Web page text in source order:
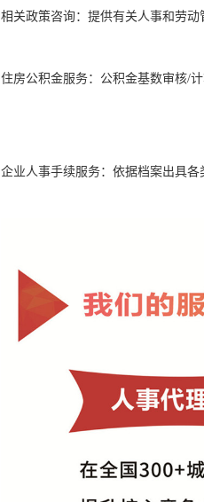
相关政策咨询：提供有关人事和劳动
住房公积金服务：公积金基数审核/
企业人事手续服务：依据档案出具